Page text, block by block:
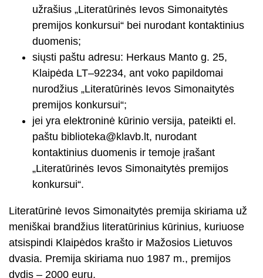
užrašius „Literatūrinės Ievos Simonaitytės
premijos konkursui“ bei nurodant kontaktinius
duomenis;
siųsti paštu adresu: Herkaus Manto g. 25,
Klaipėda LT–92234, ant voko papildomai
nurodžius „Literatūrinės Ievos Simonaitytės
premijos konkursui“;
jei yra elektroninė kūrinio versija, pateikti el.
paštu biblioteka@klavb.lt, nurodant
kontaktinius duomenis ir temoje įrašant
„Literatūrinės Ievos Simonaitytės premijos
konkursui“.
Literatūrinė Ievos Simonaitytės premija skiriama už
meniškai brandžius literatūrinius kūrinius, kuriuose
atsispindi Klaipėdos krašto ir Mažosios Lietuvos
dvasia. Premija skiriama nuo 1987 m., premijos
dydis – 2000 eurų.